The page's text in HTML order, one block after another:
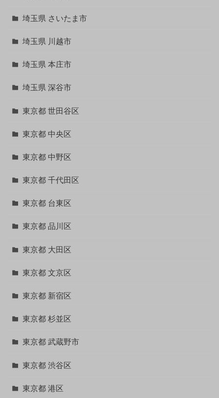
埼玉県 さいたま市
埼玉県 川越市
埼玉県 本庄市
埼玉県 深谷市
東京都 世田谷区
東京都 中央区
東京都 中野区
東京都 千代田区
東京都 台東区
東京都 品川区
東京都 大田区
東京都 文京区
東京都 新宿区
東京都 杉並区
東京都 武蔵野市
東京都 渋谷区
東京都 港区